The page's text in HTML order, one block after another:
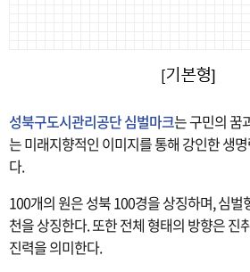
성북구도시관리공단 심벌마크는 구민의 꿈
는 미래지향적인 이미지를 통해 강인한 생
다.
100개의 원은 성북 100경을 상징하며, 심
천을 상징한다. 또한 전체 형태의 방향은 진
진력을 의미한다.